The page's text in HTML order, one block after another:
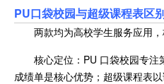
PU口袋校园与超级课程表区
两款均为高校学生服务应用，
核心定位：PU 口袋校园专
成绩单是核心优势；超级课程表